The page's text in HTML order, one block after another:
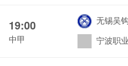
19:00
中甲
无锡吴钩
宁波职